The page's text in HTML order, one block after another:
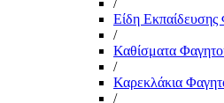
/
Είδη Εκπαίδευσης
/
Καθίσματα
/
Καρεκλάκια
/